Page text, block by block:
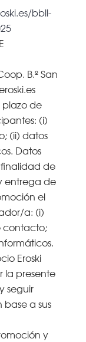
bbll-
B.º San
plazo de
(i)
(ii) datos
Datos
de
entrega de
el
a: (i)
contacto;
Eroski
la presente
seguir
base a sus
y